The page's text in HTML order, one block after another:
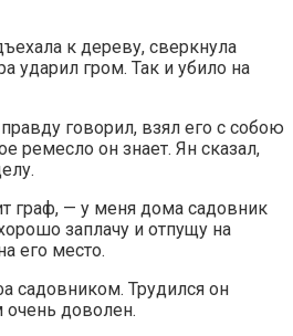
к дереву, сверкнула
ударил гром. Так и убило на
говорил, взял его с собою
ремесло он знает. Ян сказал,
граф, — у меня дома садовник
заплачу и отпущу на
его место.
садовником. Трудился он
доволен.